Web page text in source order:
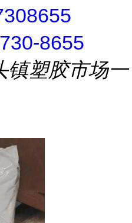
8655
镇塑胶市场一